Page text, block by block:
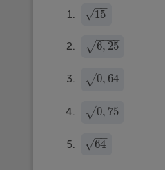
15
−−
√15
6, 25
− −
−−
√6,25
0, 64
− −
−−
√
0,64
0, 75
− −
−−
√
0,75
64
−−
√64